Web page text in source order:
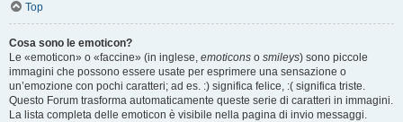
Top
Cosa sono le emoticon?
Le «emoticon» o «faccine» (in inglese, emoticons o smileys) sono piccole
immagini che possono essere usate per esprimere una sensazione o
un’emozione con pochi caratteri; ad es. :) significa felice, :( significa triste.
Questo Forum trasforma automaticamente queste serie di caratteri in immagini.
La lista completa delle emoticon è visibile nella pagina di invio messaggi.